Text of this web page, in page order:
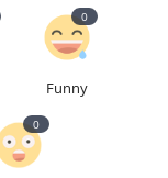
Funny
0
0